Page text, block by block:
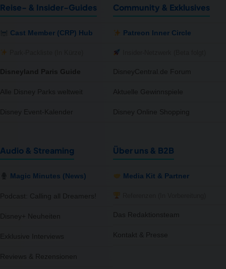
Reise- & Insider-Guides
Cast Member (CRP) Hub
Disneyland Paris Guide
Alle Disney Parks weltweit
Disney Event-Kalender
Community & Exklusives
Patreon Inner Circle
DisneyCentral.de Forum
Aktuelle Gewinnspiele
Disney Online Shopping
Audio & Streaming
Magic Minutes (News)
Podcast: Calling all Dreamers!
Disney+ Neuheiten
Exklusive Interviews
Reviews & Rezensionen
Über uns & B2B
Media Kit & Partner
Das Redaktionsteam
Kontakt & Presse